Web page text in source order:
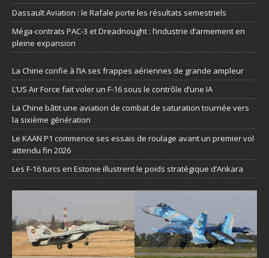
Dassault Aviation : le Rafale porte les résultats semestriels
Méga-contrats PAC-3 et Dreadnought : l’industrie d’armement en
pleine expansion
La Chine confie à l’IA ses frappes aériennes de grande ampleur
L’US Air Force fait voler un F-16 sous le contrôle d’une IA
La Chine bâtit une aviation de combat de saturation tournée vers
la sixième génération
Le KAAN P1 commence ses essais de roulage avant un premier vol
attendu fin 2026
Les F-16 turcs en Estonie illustrent le poids stratégique d’Ankara